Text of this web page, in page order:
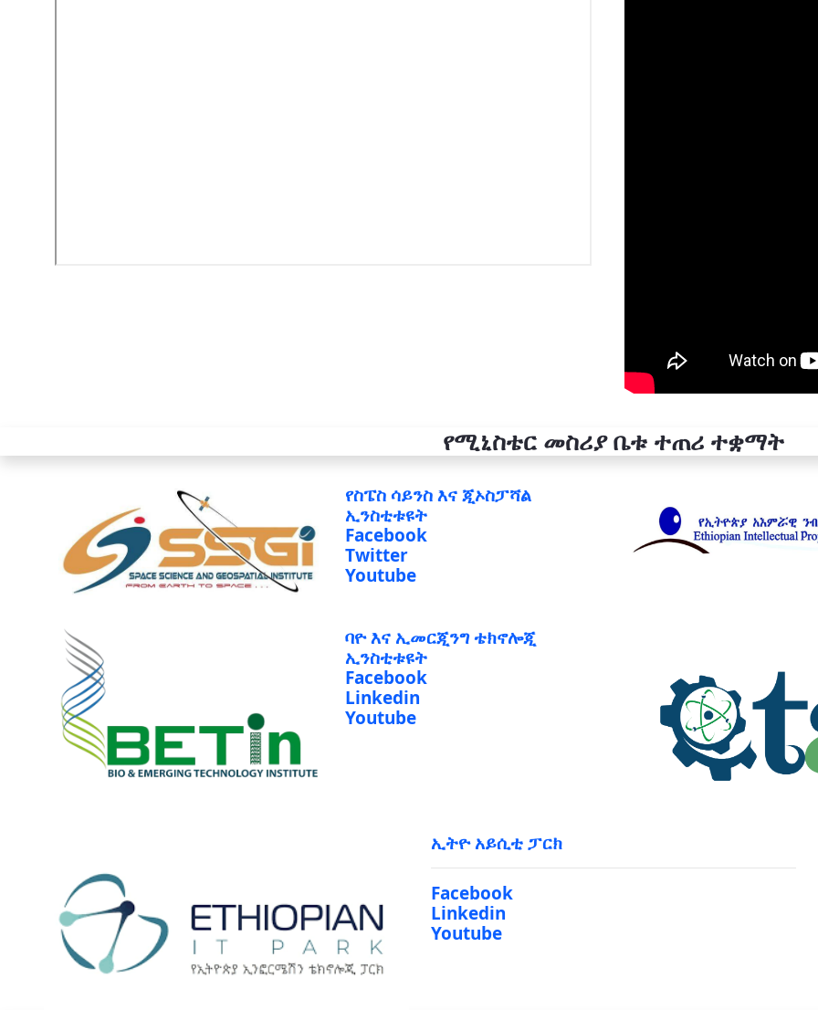
የሚኒስቴር መስሪያ ቤቱ ተጠሪ ተቋማት
የስፔስ ሳይንስ እና ጂኦስፓሻል
ኢንስቲቱዩት
Facebook
Twitter
Youtube
ባዮ እና ኢመርጂንግ ቴክኖሎጂ
ኢንስቲቱዩት
Facebook
Linkedin
Youtube
ኢትዮ አይሲቲ ፓርክ
Facebook
Linkedin
Youtube